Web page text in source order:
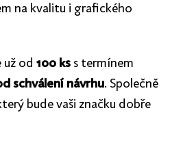
na kvalitu i grafického
už od 100 ks s termínem
schválení návrhu. Společně
bude vaši značku dobře